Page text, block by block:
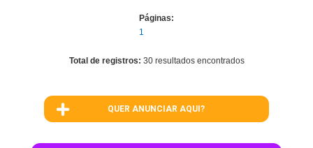
Páginas:
1
Total de registros: 30 resultados encontrados
QUER ANUNCIAR AQUI?